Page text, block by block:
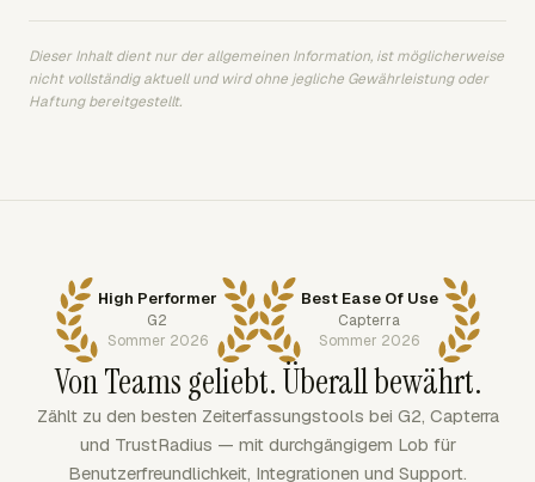
Dieser Inhalt dient nur der allgemeinen Information, ist möglicherweise
nicht vollständig aktuell und wird ohne jegliche Gewährleistung oder
Haftung bereitgestellt.
High Performer
G2
Sommer 2026
Best Ease Of Use
Capterra
Sommer 2026
Von Teams geliebt. Überall bewährt.
Zählt zu den besten Zeiterfassungstools bei G2, Capterra
und TrustRadius — mit durchgängigem Lob für
Benutzerfreundlichkeit, Integrationen und Support.